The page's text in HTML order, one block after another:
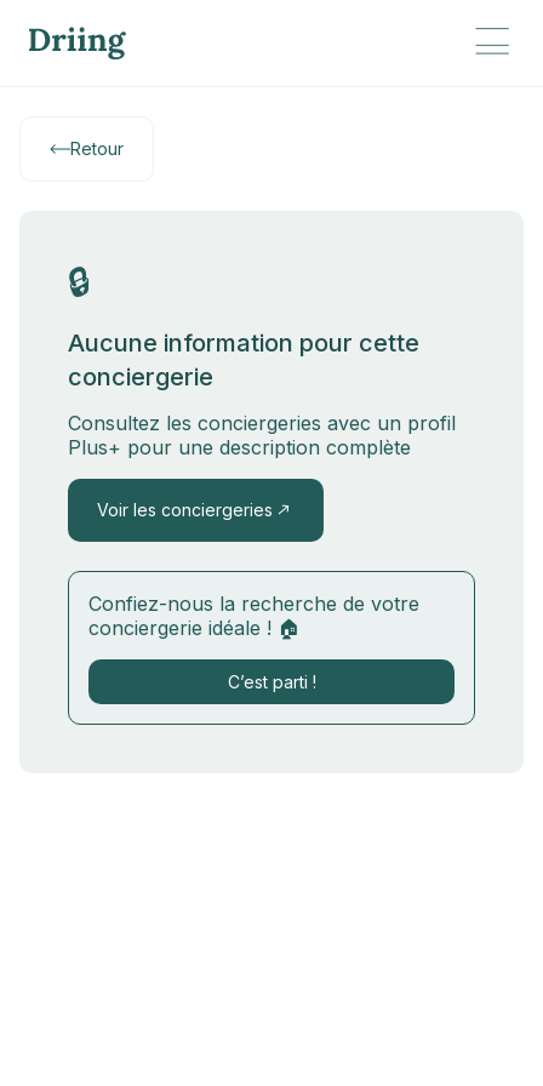
Retour
🔒
Aucune information pour cette
conciergerie
Consultez les conciergeries avec un profil
Plus+ pour une description complète
Voir les conciergeries
Confiez-nous la recherche de votre
conciergerie idéale ! 🏠
C’est parti !